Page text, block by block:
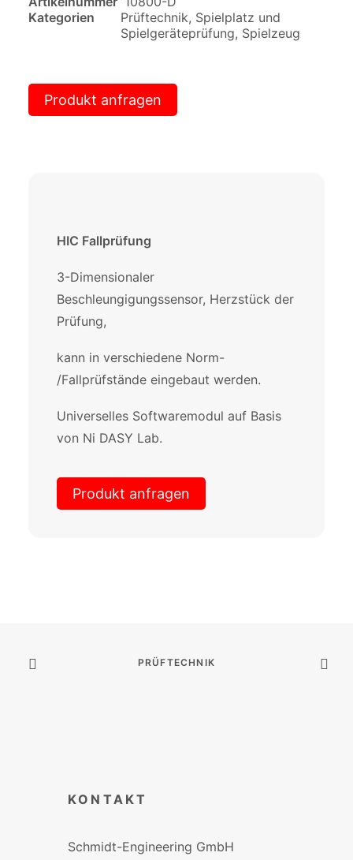
Kategorien
Prüftechnik, Spielplatz und
Spielgeräteprüfung, Spielzeug
Produkt anfragen
HIC Fallprüfung
3-Dimensionaler
Beschleungigungssensor, Herzstück der
Prüfung,
kann in verschiedene Norm-
/Fallprüfstände eingebaut werden.
Universelles Softwaremodul auf Basis
von Ni DASY Lab.
Produkt anfragen
PRÜFTECHNIK
KONTAKT
Schmidt-Engineering GmbH